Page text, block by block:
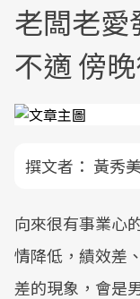
老闆老愛
不適 傍
撰文者： 黃秀美
向來很有事業心
情降低，績效差
差的現象，會是